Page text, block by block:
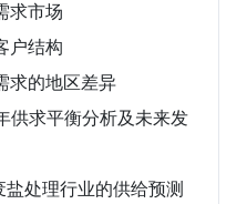
求市场
户结构
求的地区差异
供求平衡分析及未来发
处理行业的供给预测